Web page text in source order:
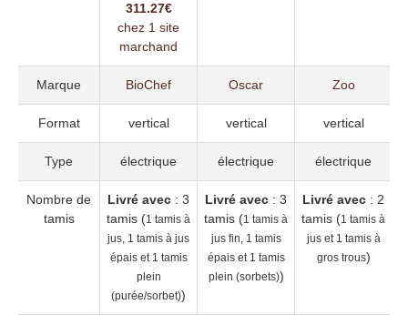
311.27€
chez 1 site
marchand
Marque BioChef Oscar Zoo
Format vertical vertical vertical
Type électrique électrique électrique
Nombre de
tamis
Livré avec : 3
tamis (1 tamis à
jus, 1 tamis à jus
épais et 1 tamis
plein
(purée/sorbet))
Livré avec : 3
tamis (1 tamis à
jus fin, 1 tamis
épais et 1 tamis
plein (sorbets))
Livré avec : 2
tamis (1 tamis à
jus et 1 tamis à
gros trous)